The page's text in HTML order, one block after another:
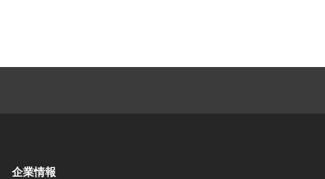
企業情報